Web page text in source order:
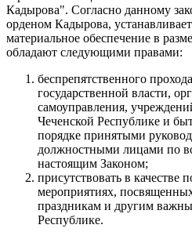
Кадырова". Согласно данному
орденом Кадырова,
материальное обеспечение в
обладают следующими правами:
беспрепятственного
государственной власти,
самоуправления,
Чеченской Республике и
порядке принятыми
должностными лицами по
настоящим Законом;
присутствовать в качестве
мероприятиях,
праздникам и другим
Республике.